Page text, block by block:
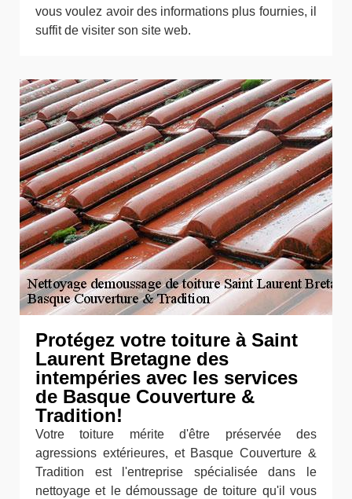
vous voulez avoir des informations plus fournies, il
suffit de visiter son site web.
Protégez votre toiture à Saint
Laurent Bretagne des
intempéries avec les services
de Basque Couverture &
Tradition!
Votre toiture mérite d'être préservée des
agressions extérieures, et Basque Couverture &
Tradition est l'entreprise spécialisée dans le
nettoyage et le démoussage de toiture qu'il vous